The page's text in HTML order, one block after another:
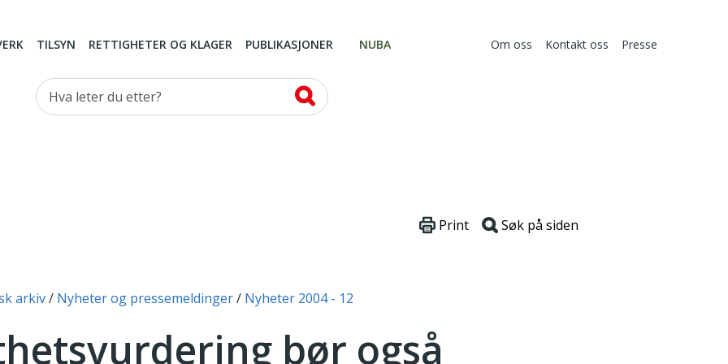
TILSYN RETTIGHETER OG KLAGER PUBLIKASJONER NUBA Om oss Kontakt oss Presse
Hva leter du etter?
arkiv Nyheter og pressemeldinger Nyheter 2004 - 12
Print Søk på siden
bør også